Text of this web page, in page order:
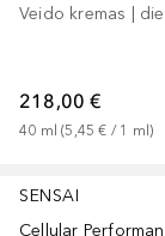
Veido kremas |
218,00 €
40 ml (5,45 € / 1 ml)
SENSAI